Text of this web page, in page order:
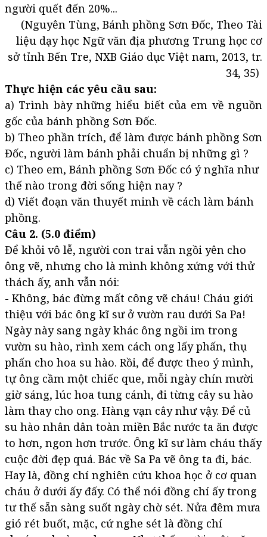
người quết đến 20%...
(Nguyên Tùng, Bánh phồng Sơn Đốc, Theo Tài
liệu dạy học Ngữ văn địa phương Trung học cơ
sở tỉnh Bến Tre, NXB Giáo dục Việt nam, 2013, tr.
34, 35)
Thực hiện các yêu cầu sau:
a) Trình bày những hiểu biết của em về nguồn
gốc của bánh phồng Sơn Đốc.
b) Theo phần trích, để làm được bánh phồng Sơn
Đốc, người làm bánh phải chuẩn bị những gì ?
c) Theo em, Bánh phồng Sơn Đốc có ý nghĩa như
thế nào trong đời sống hiện nay ?
d) Viết đoạn văn thuyết minh về cách làm bánh
phồng.
Câu 2. (5.0 điểm)
Để khỏi vô lễ, người con trai vẫn ngồi yên cho
ông vẽ, nhưng cho là mình không xứng với thử
thách ấy, anh vẫn nói:
- Không, bác đừng mất công vẽ cháu! Cháu giới
thiệu với bác ông kĩ sư ở vườn rau dưới Sa Pa!
Ngày này sang ngày khác ông ngồi im trong
vườn su hào, rình xem cách ong lấy phấn, thụ
phấn cho hoa su hào. Rồi, để được theo ý mình,
tự ông cầm một chiếc que, mỗi ngày chín mười
giờ sáng, lúc hoa tung cánh, đi từng cây su hào
làm thay cho ong. Hàng vạn cây như vậy. Để củ
su hào nhân dân toàn miền Bắc nước ta ăn được
to hơn, ngon hơn trước. Ông kĩ sư làm cháu thấy
cuộc đời đẹp quá. Bác về Sa Pa vẽ ông ta đi, bác.
Hay là, đồng chí nghiên cứu khoa học ở cơ quan
cháu ở dưới ấy đấy. Có thể nói đồng chí ấy trong
tư thế sẵn sàng suốt ngày chờ sét. Nửa đêm mưa
gió rét buốt, mặc, cứ nghe sét là đồng chí